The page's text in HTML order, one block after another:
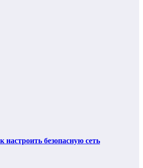
настроить безопасную сеть